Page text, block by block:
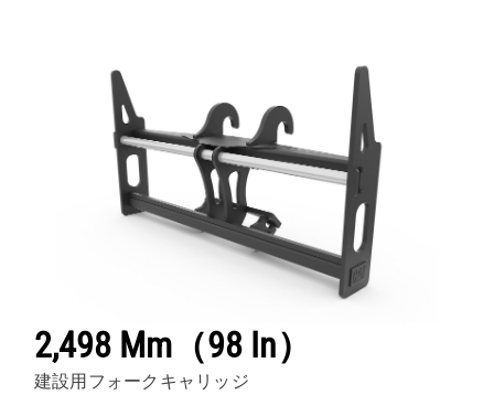
2,498 Mm（98 In）
建設用フォークキャリッジ